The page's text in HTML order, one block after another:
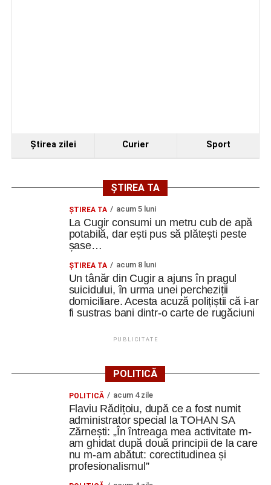
Ştirea zilei Curier Sport
ȘTIREA TA
ȘTIREA TA acum 5 luni
La Cugir consumi un metru cub de apă
potabilă, dar ești pus să plătești peste
șase…
ȘTIREA TA acum 8 luni
Un tânăr din Cugir a ajuns în pragul
suicidului, în urma unei percheziții
domiciliare. Acesta acuză polițiștii că i-ar
fi sustras bani dintr-o carte de rugăciuni
PUBLICITATE
POLITICĂ
POLITICĂ acum 4 zile
Flaviu Rădițoiu, după ce a fost numit
administrator special la TOHAN SA
Zărnești: „În întreaga mea activitate m-
am ghidat după două principii de la care
nu m-am abătut: corectitudinea și
profesionalismul”